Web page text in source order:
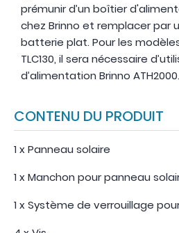
prémunir d’un boîtier
chez Brinno et remplacer par
batterie plat. Pour les modèles
TLC130, il sera nécessaire
d’alimentation Brinno ATH2000.
CONTENU DU PRODUIT
1 x Panneau solaire
1 x Manchon pour panneau
1 x Système de verrouillage